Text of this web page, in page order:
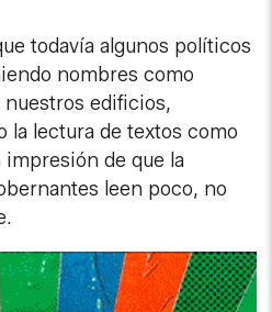
todavía algunos políticos
nombres como
nuestros edificios,
la lectura de textos como
impresión de que la
leen poco, no